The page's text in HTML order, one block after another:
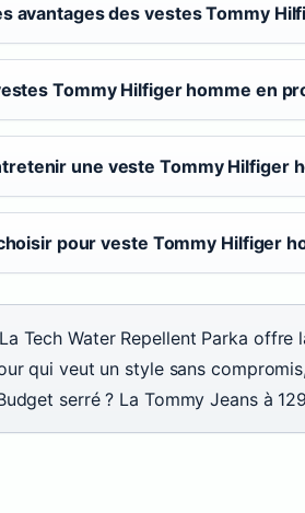
avantages des vestes Tommy
Tommy Hilfiger homme en
une veste Tommy Hilfiger
pour veste Tommy Hilfiger
La Tech Water Repellent Parka
qui veut un style sans
serré ? La Tommy Jeans à